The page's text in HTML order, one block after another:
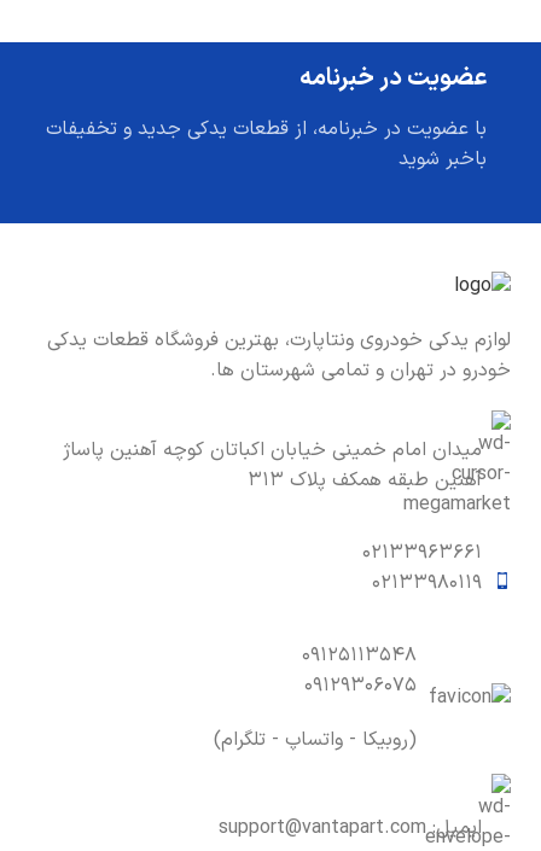
عضویت در خبرنامه
با عضویت در خبرنامه، از قطعات یدکی جدید و تخفیفات
باخبر شوید
لوازم یدکی خودروی ونتاپارت، بهترین فروشگاه قطعات یدکی
خودرو در تهران و تمامی شهرستان ها.
میدان امام خمینی خیابان اکباتان کوچه آهنین پاساژ
آهنین طبقه همکف پلاک ۳۱۳
۰۲۱۳۳۹۶۳۶۶۱
۰۲۱۳۳۹۸۰۱۱۹
۰۹۱۲۵۱۱۳۵۴۸
۰۹۱۲۹۳۰۶۰۷۵
(روبیکا - واتساپ - تلگرام)
ایمیل:support@vantapart.com